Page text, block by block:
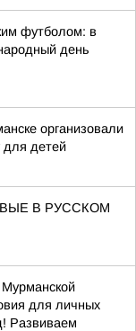
футболом: в
день
организовали
для детей
В РУССКОМ
для личных
Развиваем